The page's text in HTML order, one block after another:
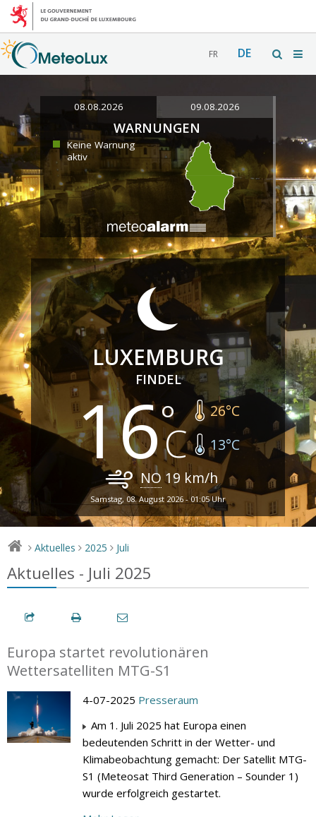
FR DE
08.08.2026 09.08.2026
WARNUNGEN
Keine Warnung
aktiv
LUXEMBURG
FINDEL
16 26°C
13°C
NO 19 km/h
Samstag, 08. August 2026 - 01:05 Uhr
> Aktuelles > 2025 > Juli
Aktuelles - Juli 2025
Europa startet revolutionären
Wettersatelliten MTG-S1
4-07-2025 Presseraum
Am 1. Juli 2025 hat Europa einen
bedeutenden Schritt in der Wetter- und
Klimabeobachtung gemacht: Der Satellit MTG-
S1 (Meteosat Third Generation – Sounder 1)
wurde erfolgreich gestartet.